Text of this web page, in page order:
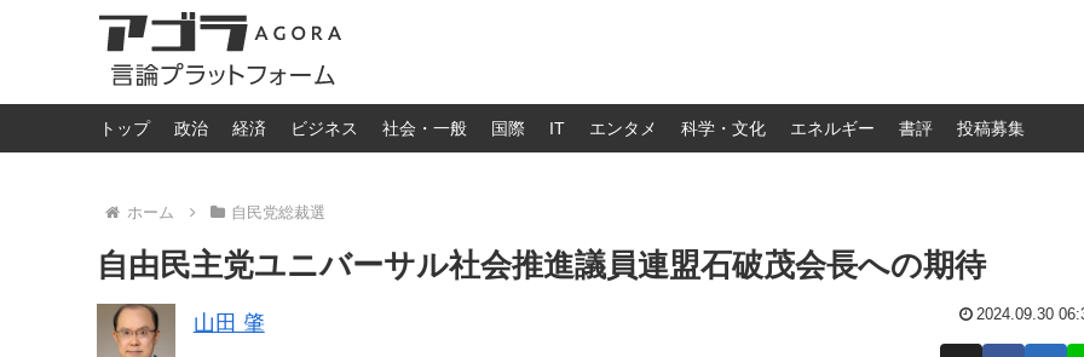
トップ 政治 経済 ビジネス 社会・一般 国際 IT エンタメ 科学・文化 エネルギー 書評 投稿募集
ホーム 自民党総裁選
自由民主党ユニバーサル社会推進議員連盟石破茂会長への期待
山田 肇 2024.09.30